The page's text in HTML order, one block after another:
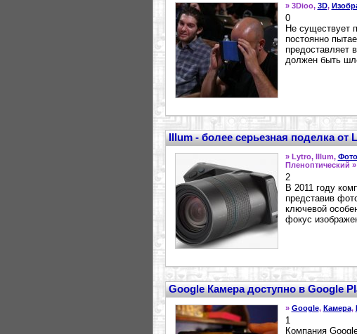
» 3Dioo, 3D,
0
Не существует
постоянно
предоставляет
должен быть
Illum - более серьезная поделка от
» Lytro, Illum,
Пленоптический »
2
В 2011 году
представив
ключевой
фокус
Google Камера доступно в Google
» Google, Камера,
1
Компания